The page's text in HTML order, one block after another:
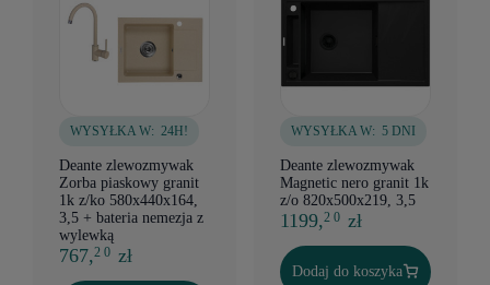
WYSYŁKA W: 24H!
Deante zlewozmywak
Zorba piaskowy granit
1k z/ko 580x440x164,
3,5 + bateria nemezja z
wylewką
767,2 0 zł
WYSYŁKA W: 5 DNI
Deante zlewozmywak
Magnetic nero granit 1k
z/o 820x500x219, 3,5
1199,2 0 zł
Dodaj do koszyka